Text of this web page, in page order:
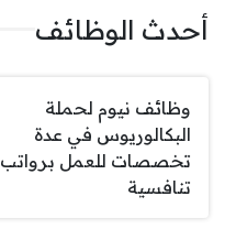
أحدث الوظائف
وظائف نيوم لحملة
البكالوريوس في عدة
تخصصات للعمل برواتب
تنافسية